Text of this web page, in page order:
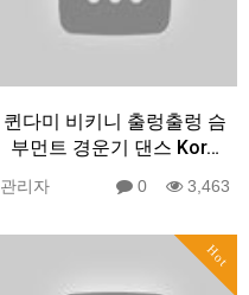
퀸다미 비키니 출렁출렁 슴
부먼트 경운기 댄스 Kor…
관리자 0 3,463
Hot